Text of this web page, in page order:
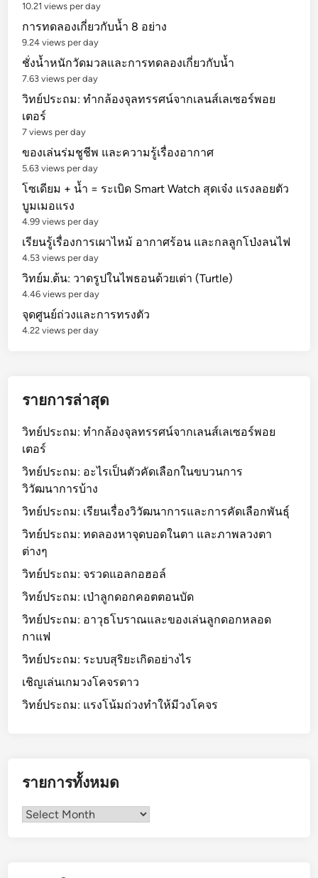
10.21 views per day
การทดลองเกี่ยวกับน้ำ 8 อย่าง
9.24 views per day
ชั่งน้ำหนักวัดมวลและการทดลองเกี่ยวกับน้ำ
7.63 views per day
วิทย์ประถม: ทำกล้องจุลทรรศน์จากเลนส์เลเซอร์พอย
เตอร์
7 views per day
ของเล่นร่มชูชีพ และความรู้เรื่องอากาศ
5.63 views per day
โซเดียม + น้ำ = ระเบิด Smart Watch สุดเจ๋ง แรงลอยตัว
บูมเมอแรง
4.99 views per day
เรียนรู้เรื่องการเผาไหม้ อากาศร้อน และกลลูกโป่งลนไฟ
4.53 views per day
วิทย์ม.ต้น: วาดรูปในไพธอนด้วยเต่า (Turtle)
4.46 views per day
จุดศูนย์ถ่วงและการทรงตัว
4.22 views per day
รายการล่าสุด
วิทย์ประถม: ทำกล้องจุลทรรศน์จากเลนส์เลเซอร์พอย
เตอร์
วิทย์ประถม: อะไรเป็นตัวคัดเลือกในขบวนการ
วิวัฒนาการบ้าง
วิทย์ประถม: เรียนเรื่องวิวัฒนาการและการคัดเลือกพันธุ์
วิทย์ประถม: ทดลองหาจุดบอดในตา และภาพลวงตา
ต่างๆ
วิทย์ประถม: จรวดแอลกอฮอล์
วิทย์ประถม: เป่าลูกดอกคอตตอนบัด
วิทย์ประถม: อาวุธโบราณและของเล่นลูกดอกหลอด
กาแฟ
วิทย์ประถม: ระบบสุริยะเกิดอย่างไร
เชิญเล่นเกมวงโคจรดาว
วิทย์ประถม: แรงโน้มถ่วงทำให้มีวงโคจร
รายการทั้งหมด
รายการ